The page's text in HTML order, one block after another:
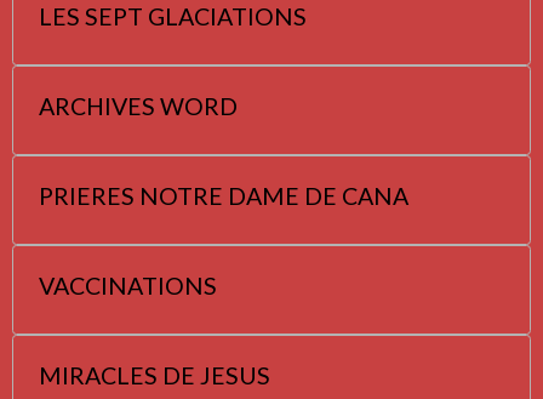
LES SEPT GLACIATIONS
ARCHIVES WORD
PRIERES NOTRE DAME DE CANA
VACCINATIONS
MIRACLES DE JESUS